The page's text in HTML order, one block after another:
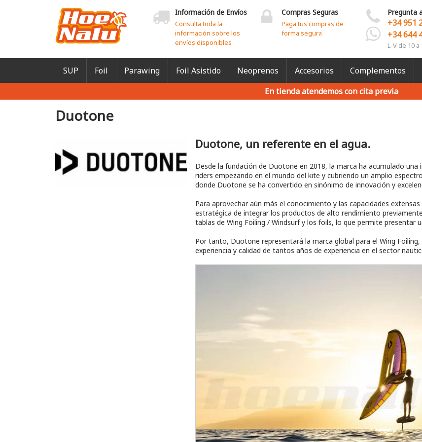
Información de Envíos
Consulta toda la
información sobre los
envíos disponibles
Compras Seguras
Paga tus compras de
forma segura
Pregunta
+34 951
+34 644
L-V de 10 a
SUP Foil Parawing Foil Asistido Neoprenos Accesorios Complementos
En tienda atendemos con cita previa
Duotone
Duotone, un referente en el agua.
Desde la fundación de Duotone en 2018, la marca ha acumulado
riders empezando en el mundo del kite y cubriendo un amplio
donde Duotone se ha convertido en sinónimo de innovación y
Para aprovechar aún más el conocimiento y las capacidades
estratégica de integrar los productos de alto rendimiento
tablas de Wing Foiling / Windsurf y los foils, lo que permite
Por tanto, Duotone representará la marca global para el Wing
experiencia y calidad de tantos años de experiencia en el sector